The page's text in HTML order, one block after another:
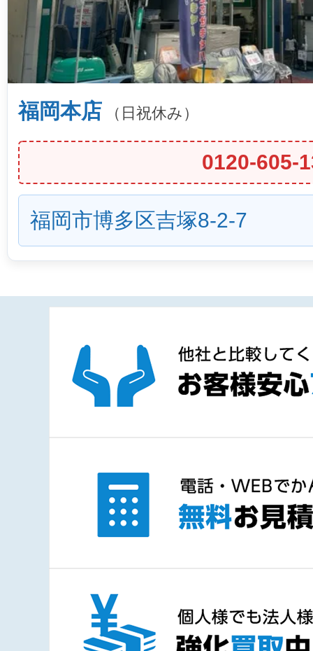
福岡本店 （日祝休み）
0120-605-
福岡市博多区吉塚8-2-7